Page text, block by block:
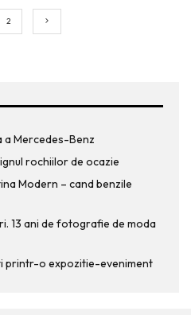
2
a Mercedes-Benz
rochiilor de ocazie
Modern – cand benzile
13 ani de fotografie de moda
printr-o expozitie-eveniment